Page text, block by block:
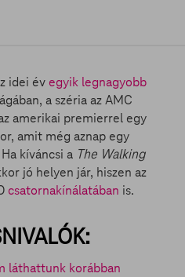
idei év egyik legnagyobb
a széria az AMC
amerikai premierrel egy
amit még aznap egy
kíváncsi a The Walking
jó helyen jár, hiszen az
csatornakínálatában is.
láthattunk korábban